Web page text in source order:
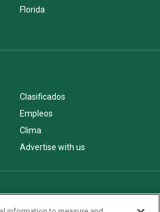
Florida
Clasificados
Empleos
Clima
Advertise with us